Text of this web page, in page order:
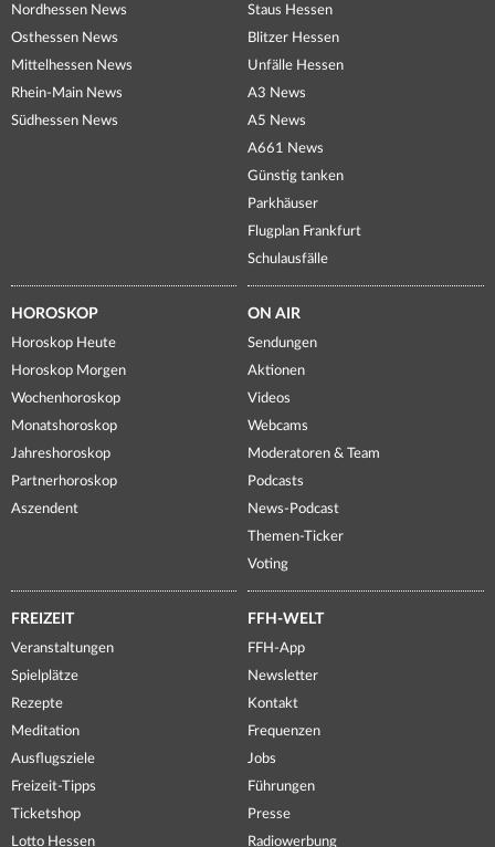
Nordhessen News
Osthessen News
Mittelhessen News
Rhein-Main News
Südhessen News
Staus Hessen
Blitzer Hessen
Unfälle Hessen
A3 News
A5 News
A661 News
Günstig tanken
Parkhäuser
Flugplan Frankfurt
Schulausfälle
HOROSKOP
Horoskop Heute
Horoskop Morgen
Wochenhoroskop
Monatshoroskop
Jahreshoroskop
Partnerhoroskop
Aszendent
ON AIR
Sendungen
Aktionen
Videos
Webcams
Moderatoren & Team
Podcasts
News-Podcast
Themen-Ticker
Voting
FREIZEIT
Veranstaltungen
Spielplätze
Rezepte
Meditation
Ausflugsziele
Freizeit-Tipps
Ticketshop
Lotto Hessen
FFH-WELT
FFH-App
Newsletter
Kontakt
Frequenzen
Jobs
Führungen
Presse
Radiowerbung